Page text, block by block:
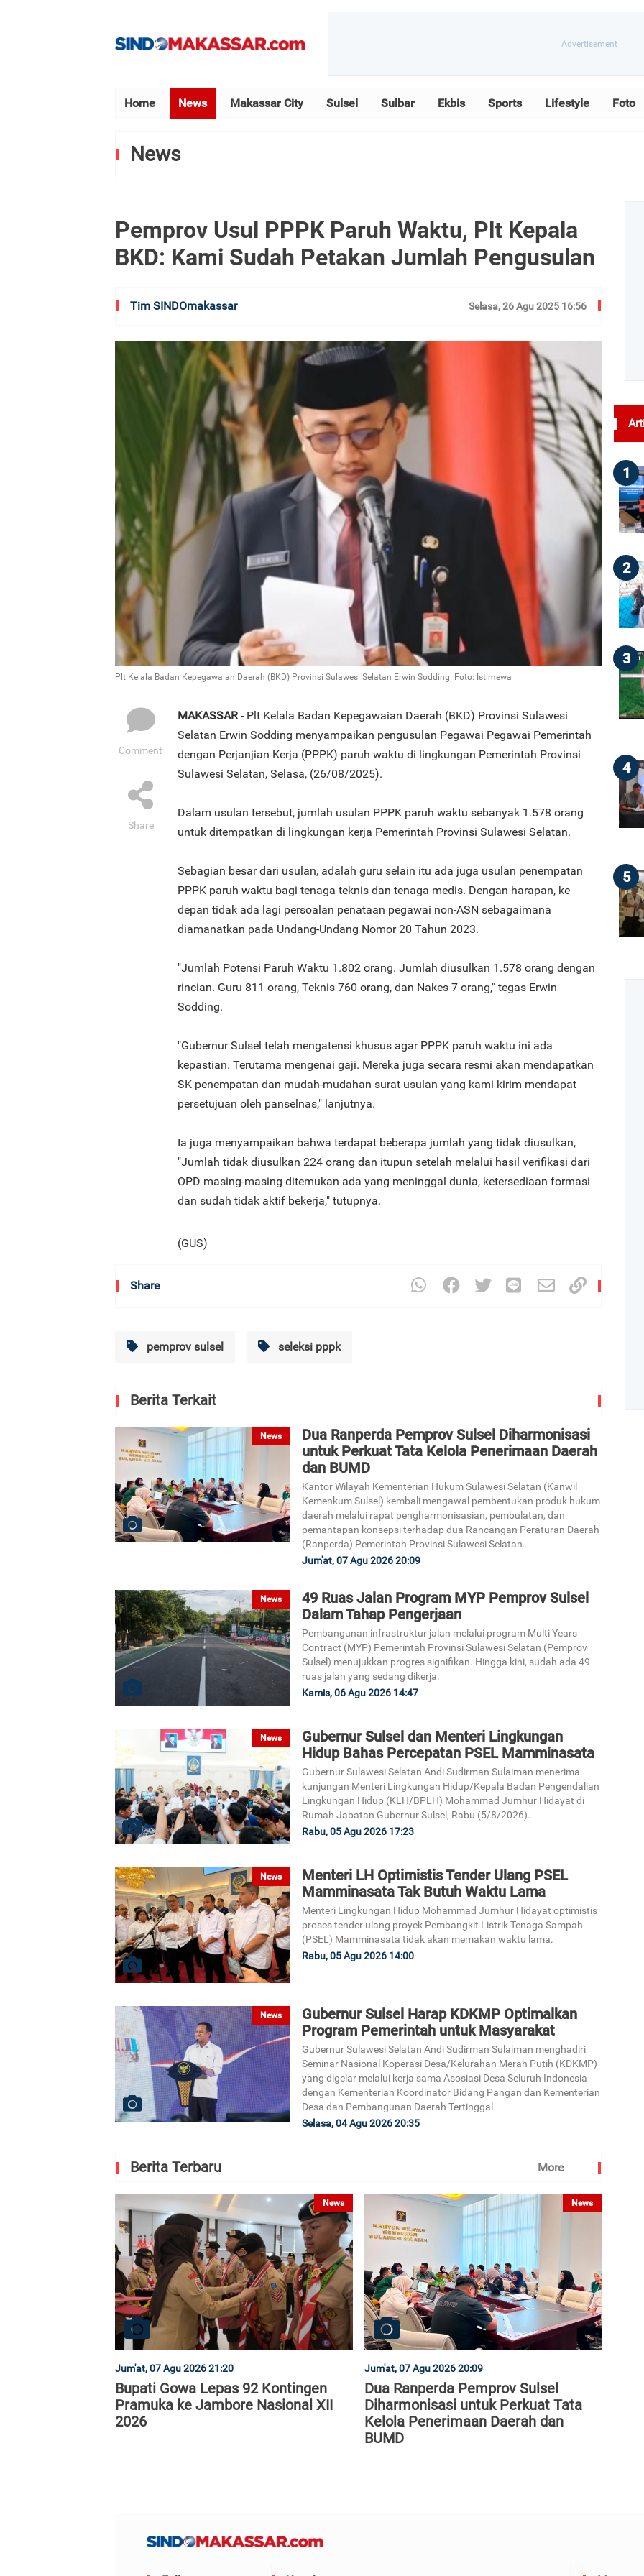
Home News Makassar City Sulsel Sulbar Ekbis Sports Lifestyle Foto
News
Pemprov Usul PPPK Paruh Waktu, Plt Kepala
BKD: Kami Sudah Petakan Jumlah Pengusulan
Tim SINDOmakassar Selasa, 26 Agu 2025 16:56
Plt Kelala Badan Kepegawaian Daerah (BKD) Provinsi Sulawesi Selatan Erwin Sodding. Foto: Istimewa
Comment
Share
MAKASSAR- Plt Kelala Badan Kepegawaian Daerah (BKD) Provinsi Sulawesi
Selatan Erwin Sodding menyampaikan pengusulan Pegawai Pegawai Pemerintah
dengan Perjanjian Kerja (PPPK) paruh waktu di lingkungan Pemerintah Provinsi
Sulawesi Selatan, Selasa, (26/08/2025).
Dalam usulan tersebut, jumlah usulan PPPK paruh waktu sebanyak 1.578 orang
untuk ditempatkan di lingkungan kerja Pemerintah Provinsi Sulawesi Selatan.
Sebagian besar dari usulan, adalah guru selain itu ada juga usulan penempatan
PPPK paruh waktu bagi tenaga teknis dan tenaga medis. Dengan harapan, ke
depan tidak ada lagi persoalan penataan pegawai non-ASN sebagaimana
diamanatkan pada Undang-Undang Nomor 20 Tahun 2023.
"Jumlah Potensi Paruh Waktu 1.802 orang. Jumlah diusulkan 1.578 orang dengan
rincian. Guru 811 orang, Teknis 760 orang, dan Nakes 7 orang," tegas Erwin
Sodding.
"Gubernur Sulsel telah mengatensi khusus agar PPPK paruh waktu ini ada
kepastian. Terutama mengenai gaji. Mereka juga secara resmi akan mendapatkan
SK penempatan dan mudah-mudahan surat usulan yang kami kirim mendapat
persetujuan oleh panselnas," lanjutnya.
Ia juga menyampaikan bahwa terdapat beberapa jumlah yang tidak diusulkan,
"Jumlah tidak diusulkan 224 orang dan itupun setelah melalui hasil verifikasi dari
OPD masing-masing ditemukan ada yang meninggal dunia, ketersediaan formasi
dan sudah tidak aktif bekerja," tutupnya.
(GUS)
Share
pemprov sulsel seleksi pppk
Berita Terkait
News
Dua Ranperda Pemprov Sulsel Diharmonisasi
untuk Perkuat Tata Kelola Penerimaan Daerah
dan BUMD
Kantor Wilayah Kementerian Hukum Sulawesi Selatan (Kanwil
Kemenkum Sulsel) kembali mengawal pembentukan produk hukum
daerah melalui rapat pengharmonisasian, pembulatan, dan
pemantapan konsepsi terhadap dua Rancangan Peraturan Daerah
(Ranperda) Pemerintah Provinsi Sulawesi Selatan.
Jum'at, 07 Agu 2026 20:09
News
49 Ruas Jalan Program MYP Pemprov Sulsel
Dalam Tahap Pengerjaan
Pembangunan infrastruktur jalan melalui program Multi Years
Contract (MYP) Pemerintah Provinsi Sulawesi Selatan (Pemprov
Sulsel) menujukkan progres signifikan. Hingga kini, sudah ada 49
ruas jalan yang sedang dikerja.
Kamis, 06 Agu 2026 14:47
News
Gubernur Sulsel dan Menteri Lingkungan
Hidup Bahas Percepatan PSEL Mamminasata
Gubernur Sulawesi Selatan Andi Sudirman Sulaiman menerima
kunjungan Menteri Lingkungan Hidup/Kepala Badan Pengendalian
Lingkungan Hidup (KLH/BPLH) Mohammad Jumhur Hidayat di
Rumah Jabatan Gubernur Sulsel, Rabu (5/8/2026).
Rabu, 05 Agu 2026 17:23
News
Menteri LH Optimistis Tender Ulang PSEL
Mamminasata Tak Butuh Waktu Lama
Menteri Lingkungan Hidup Mohammad Jumhur Hidayat optimistis
proses tender ulang proyek Pembangkit Listrik Tenaga Sampah
(PSEL) Mamminasata tidak akan memakan waktu lama.
Rabu, 05 Agu 2026 14:00
News
Gubernur Sulsel Harap KDKMP Optimalkan
Program Pemerintah untuk Masyarakat
Gubernur Sulawesi Selatan Andi Sudirman Sulaiman menghadiri
Seminar Nasional Koperasi Desa/Kelurahan Merah Putih (KDKMP)
yang digelar melalui kerja sama Asosiasi Desa Seluruh Indonesia
dengan Kementerian Koordinator Bidang Pangan dan Kementerian
Desa dan Pembangunan Daerah Tertinggal
Selasa, 04 Agu 2026 20:35
Berita Terbaru More
News
Jum'at, 07 Agu 2026 21:20
Bupati Gowa Lepas 92 Kontingen
Pramuka ke Jambore Nasional XII
2026
News
Jum'at, 07 Agu 2026 20:09
Dua Ranperda Pemprov Sulsel
Diharmonisasi untuk Perkuat Tata
Kelola Penerimaan Daerah dan
BUMD
1
2
3
4
5